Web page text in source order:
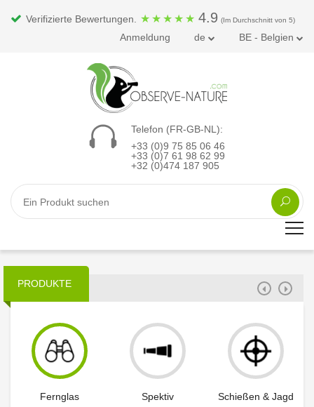
Verifizierte Bewertungen. ★ ★ ★ ★ ★ 4.9 (Im Durchschnitt von 5)
Anmeldung de BE - Belgien
Telefon (FR-GB-NL):
+33 (0)9 75 85 06 46
+33 (0)7 61 98 62 99
+32 (0)474 187 905
PRODUKTE
Fernglas Spektiv Schießen & Jagd